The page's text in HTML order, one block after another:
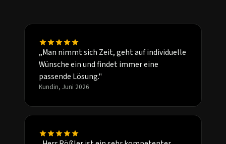
„Man nimmt sich Zeit, geht auf individuelle
Wünsche ein und findet immer eine
passende Lösung."
Kundin, Juni 2026